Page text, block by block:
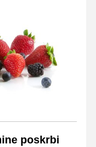
poskrbi